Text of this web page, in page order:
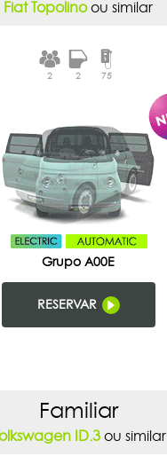
Fiat Topolinoou similar
2 2 75
Grupo A00E
RESERVAR
Familiar
ID.3ou similar